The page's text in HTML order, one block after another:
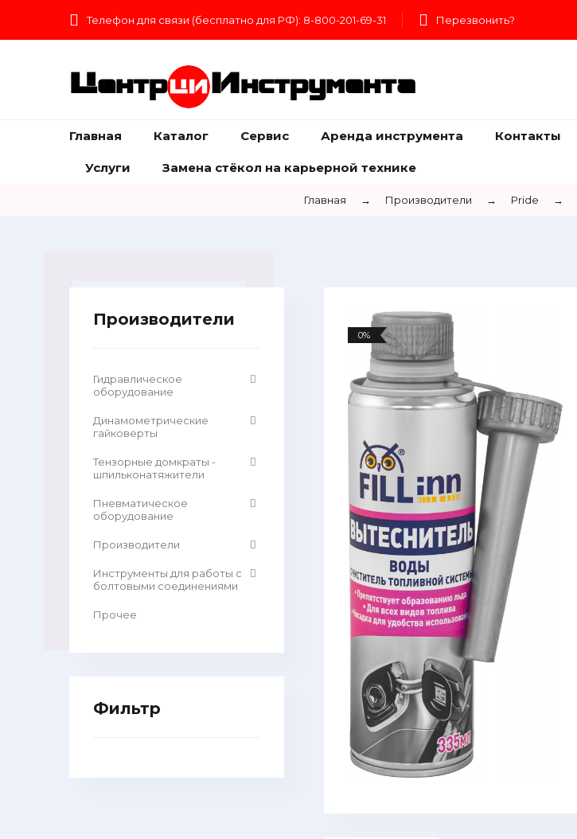
Телефон для связи (бесплатно для РФ): 8-800-201-69-31 Перезвонить?
Центр Инструмента
Главная Каталог Сервис Аренда инструмента Контакты
Услуги Замена стёкол на карьерной технике
Главная → Производители → Pride →
0%
Производители
Гидравлическое
оборудование
Динамометрические
гайковерты
Тензорные домкраты -
шпильконатяжители
Пневматическое
оборудование
Производители
Инструменты для работы с
болтовыми соединениями
Прочее
Фильтр